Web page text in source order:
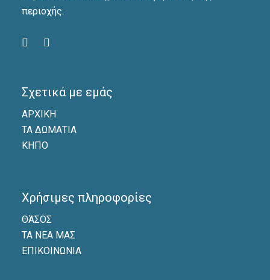
περιοχής.
Σχετικά με εμάς
ΑΡΧΙΚΗ
ΤΑ ΔΩΜΑΤΙΑ
ΚΗΠΟ
Χρήσιμες πληροφορίες
ΘΆΣΟΣ
ΤΑ ΝΕΑ ΜΑΣ
ΕΠΙΚΟΙΝΩΝΙΑ